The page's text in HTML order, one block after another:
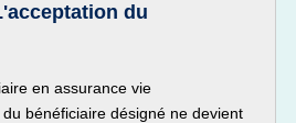
du
en assurance vie
bénéficiaire désigné ne devient